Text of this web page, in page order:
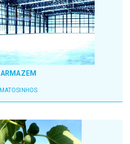
ARMAZEM
MATOSINHOS